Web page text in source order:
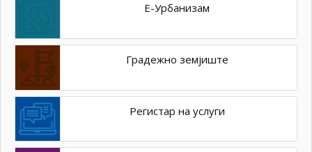
Е-Урбанизам
Градежно земјиште
Регистар на услуги